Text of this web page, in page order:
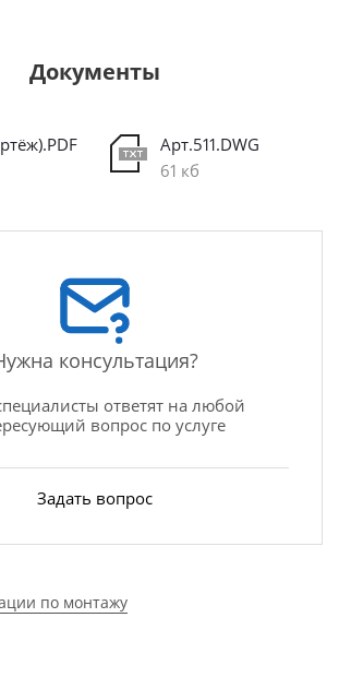
Документы
Арт.511.DWG
61 кб
консультация?
ответят на любой
вопрос по услуге
Задать вопрос
по монтажу